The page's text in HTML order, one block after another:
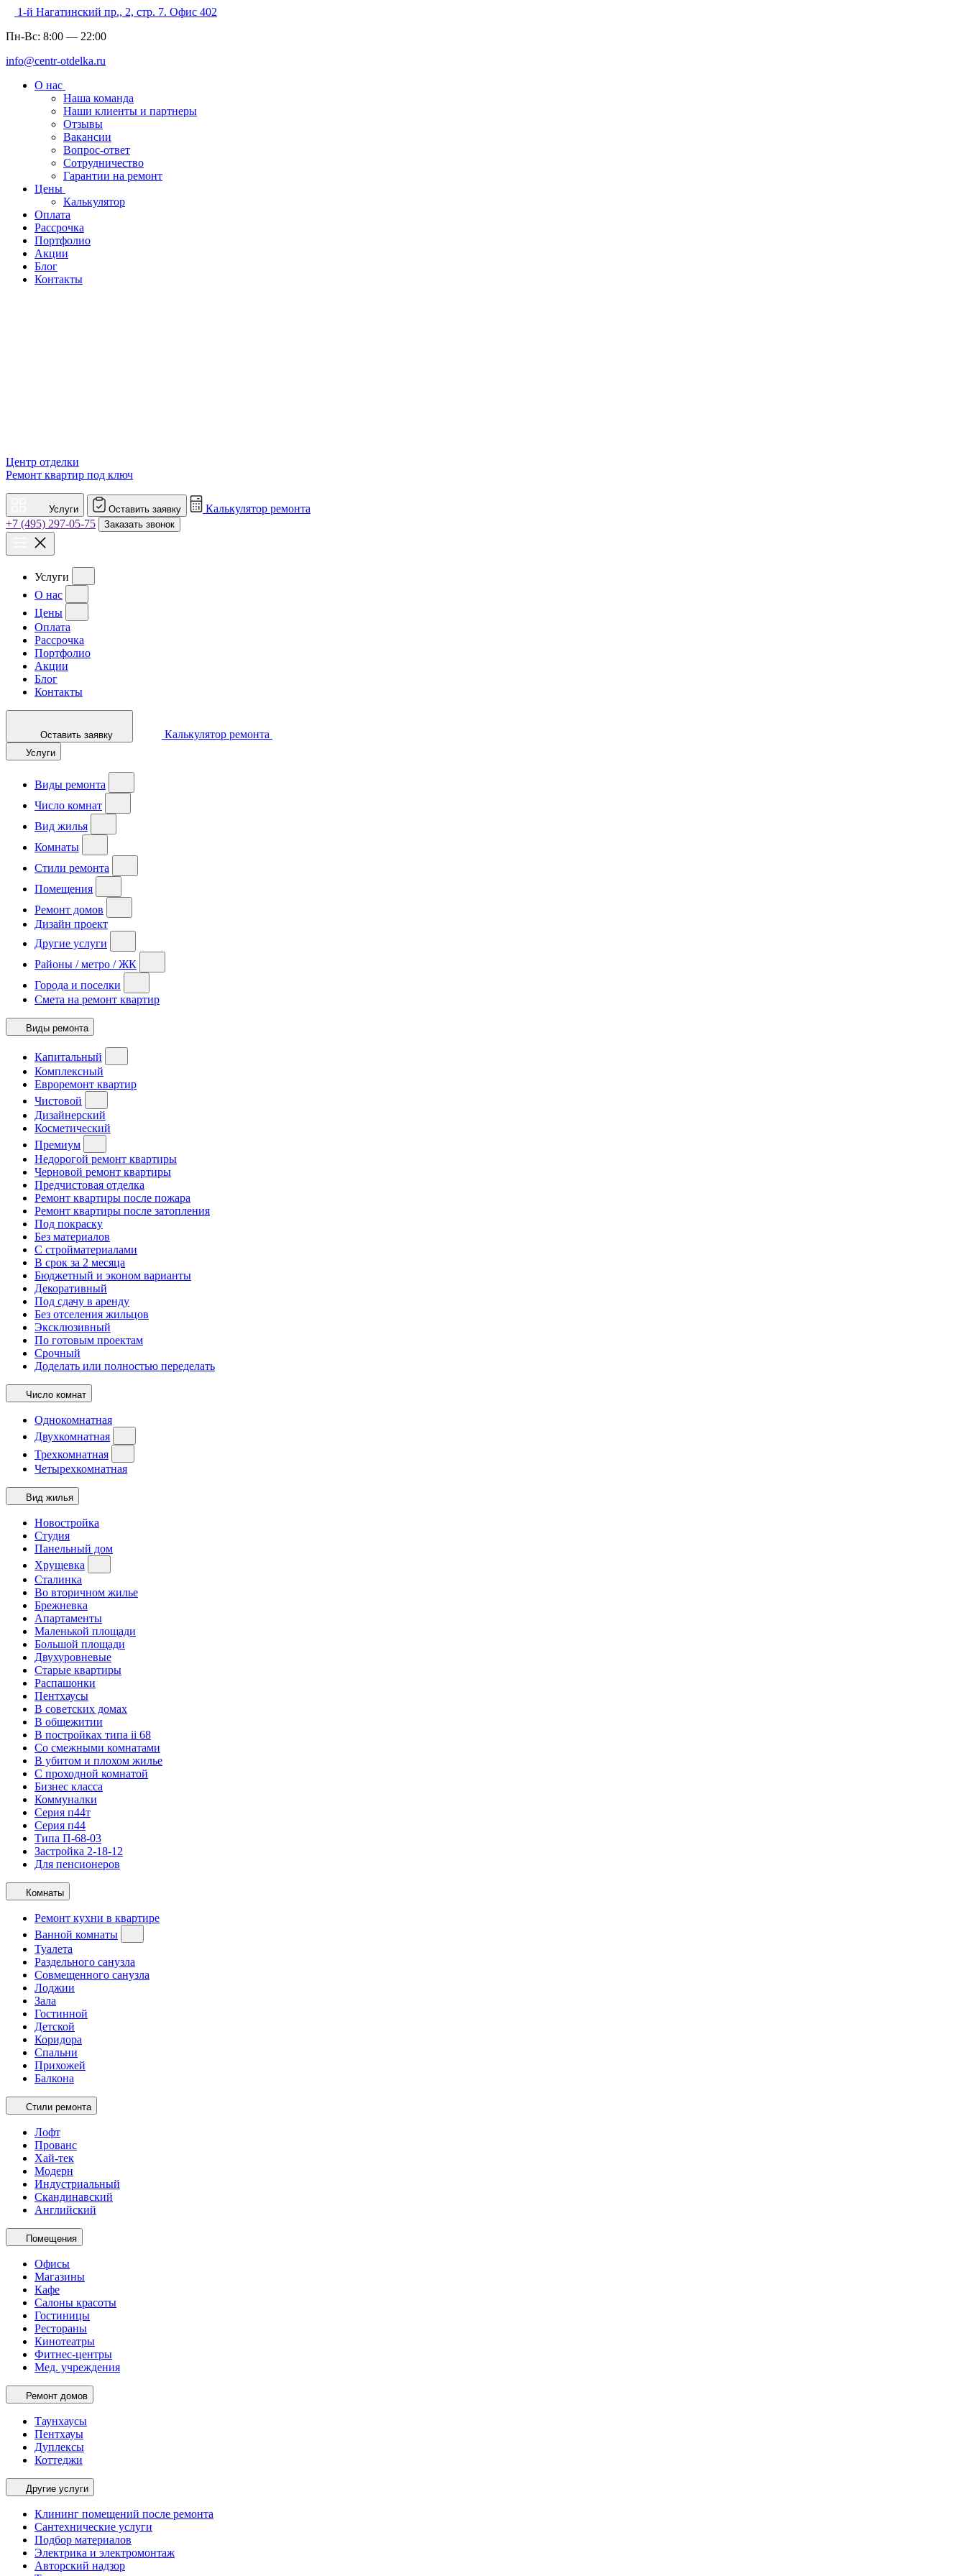
1-й Нагатинский пр., 2, стр. 7. Офис 402
Пн-Вс: 8:00 — 22:00
info@centr-otdelka.ru
О нас
Наша команда
Наши клиенты и партнеры
Отзывы
Вакансии
Вопрос-ответ
Сотрудничество
Гарантии на ремонт
Цены
Калькулятор
Оплата
Рассрочка
Портфолио
Акции
Блог
Контакты
Центр отделки
Ремонт квартир под ключ
Услуги Оставить заявку
Калькулятор ремонта
+7 (495) 297-05-75
Заказать звонок
Услуги
О нас
Цены
Оплата
Рассрочка
Портфолио
Акции
Блог
Контакты
Оставить заявку Калькулятор ремонта
Услуги
Виды ремонта
Число комнат
Вид жилья
Комнаты
Стили ремонта
Помещения
Ремонт домов
Дизайн проект
Другие услуги
Районы / метро / ЖК
Города и поселки
Смета на ремонт квартир
Виды ремонта
Капитальный
Комплексный
Евроремонт квартир
Чистовой
Дизайнерский
Косметический
Премиум
Недорогой ремонт квартиры
Черновой ремонт квартиры
Предчистовая отделка
Ремонт квартиры после пожара
Ремонт квартиры после затопления
Под покраску
Без материалов
С стройматериалами
В срок за 2 месяца
Бюджетный и эконом варианты
Декоративный
Под сдачу в аренду
Без отселения жильцов
Эксклюзивный
По готовым проектам
Срочный
Доделать или полностью переделать
Число комнат
Однокомнатная
Двухкомнатная
Трехкомнатная
Четырехкомнатная
Вид жилья
Новостройка
Студия
Панельный дом
Хрущевка
Сталинка
Во вторичном жилье
Брежневка
Апартаменты
Маленькой площади
Большой площади
Двухуровневые
Старые квартиры
Распашонки
Пентхаусы
В советских домах
В общежитии
В постройках типа ii 68
Со смежными комнатами
В убитом и плохом жилье
С проходной комнатой
Бизнес класса
Коммуналки
Серия п44т
Серия п44
Типа П-68-03
Застройка 2-18-12
Для пенсионеров
Комнаты
Ремонт кухни в квартире
Ванной комнаты
Туалета
Раздельного санузла
Совмещенного санузла
Лоджии
Зала
Гостинной
Детской
Коридора
Спальни
Прихожей
Балкона
Стили ремонта
Лофт
Прованс
Хай-тек
Модерн
Индустриальный
Скандинавский
Английский
Помещения
Офисы
Магазины
Кафе
Салоны красоты
Гостиницы
Рестораны
Кинотеатры
Фитнес-центры
Мед. учреждения
Ремонт домов
Таунхаусы
Пентхауы
Дуплексы
Коттеджи
Другие услуги
Клининг помещений после ремонта
Сантехнические услуги
Подбор материалов
Электрика и электромонтаж
Авторский надзор